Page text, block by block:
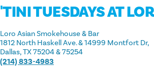
'TINI TUESDAYS AT
Loro Asian Smokehouse & Bar
1812 North Haskell Ave. & 14999 Montfort Dr
Dallas, TX 75204 & 75254
(214) 833-4983